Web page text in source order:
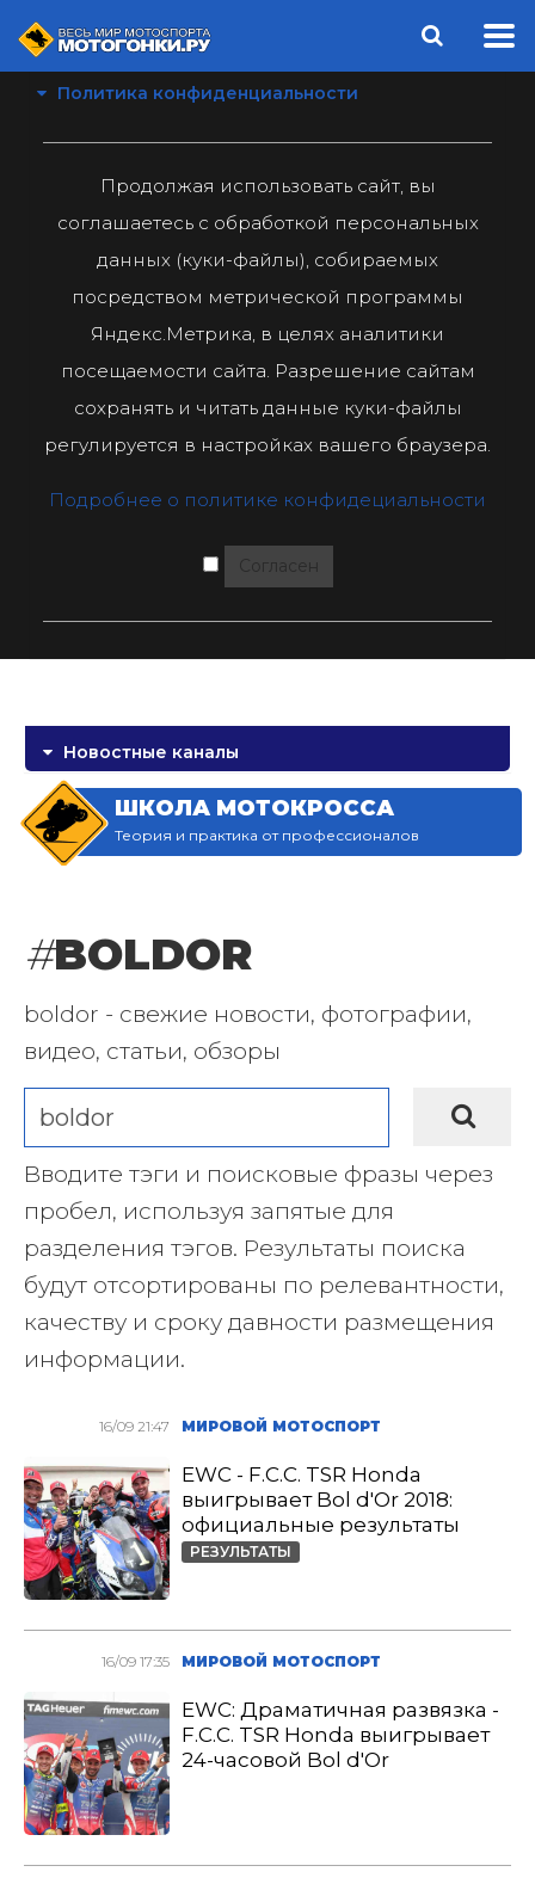
Политика конфиденциальности
Продолжая использовать сайт, вы
соглашаетесь с обработкой персональных
данных (куки-файлы), собираемых
посредством метрической программы
Яндекс.Метрика, в целях аналитики
посещаемости сайта. Разрешение сайтам
сохранять и читать данные куки-файлы
регулируется в настройках вашего браузера.
Подробнее о политике конфидециальности
Согласен
Новостные каналы
ШКОЛА МОТОКРОССА
Теория и практика от профессионалов
#BOLDOR
boldor - свежие новости, фотографии,
видео, статьи, обзоры
Вводите тэги и поисковые фразы через
пробел, используя запятые для
разделения тэгов. Результаты поиска
будут отсортированы по релевантности,
качеству и сроку давности размещения
информации.
16/09 21:47 МИРОВОЙ МОТОСПОРТ
EWC - F.C.C. TSR Honda
выигрывает Bol d′Or 2018:
официальные результаты
РЕЗУЛЬТАТЫ
16/09 17:35 МИРОВОЙ МОТОСПОРТ
EWC: Драматичная развязка -
F.C.C. TSR Honda выигрывает
24-часовой Bol d′Or